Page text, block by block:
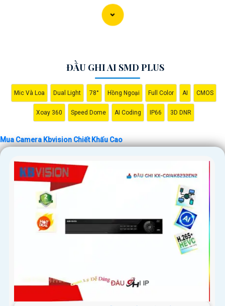
khấu cao. Với công nghệ hàng đầu, Camera Kbvision mang đến cho bạn
hình ảnh chất lượng cao, rõ nét và độ tin cậy cao. Đừng để bất kỳ sự cố
Bạn có thể điều chỉnh và thêm vào nội dung trên để phù hợp với nhu cầu
cụ thể của bạn. Chúc bạn thành công!
ĐẦU GHI AI SMD PLUS
Mic Và Loa Dual Light 78° Hồng Ngoại Full Color AI CMOS
Xoay 360 Speed Dome AI Coding IP66 3D DNR
Mua Camera Kbvision Chiết Khấu Cao